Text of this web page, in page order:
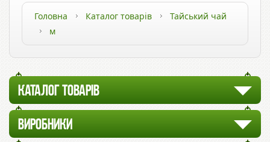
Головна Каталог товарів
Тайський чай
м
КАТАЛОГ ТОВАРІВ
ВИРОБНИКИ